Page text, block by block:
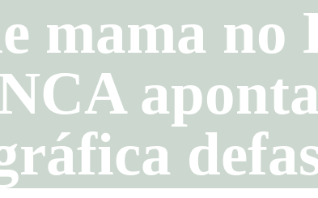
mama no